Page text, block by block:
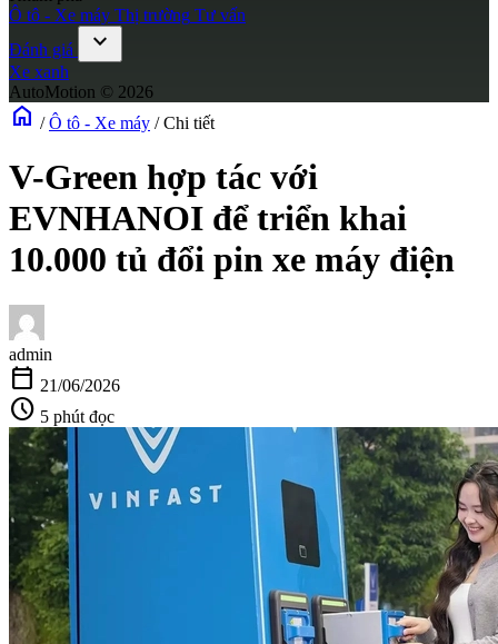
Ô tô - Xe máy Thị trường Tư vấn
Đánh giá
expand_more
Xe xanh
AutoMotion © 2026
home / Ô tô - Xe máy / Chi tiết
V-Green hợp tác với
EVNHANOI để triển khai
10.000 tủ đổi pin xe máy điện
admin
calendar_today 21/06/2026
schedule 5 phút đọc